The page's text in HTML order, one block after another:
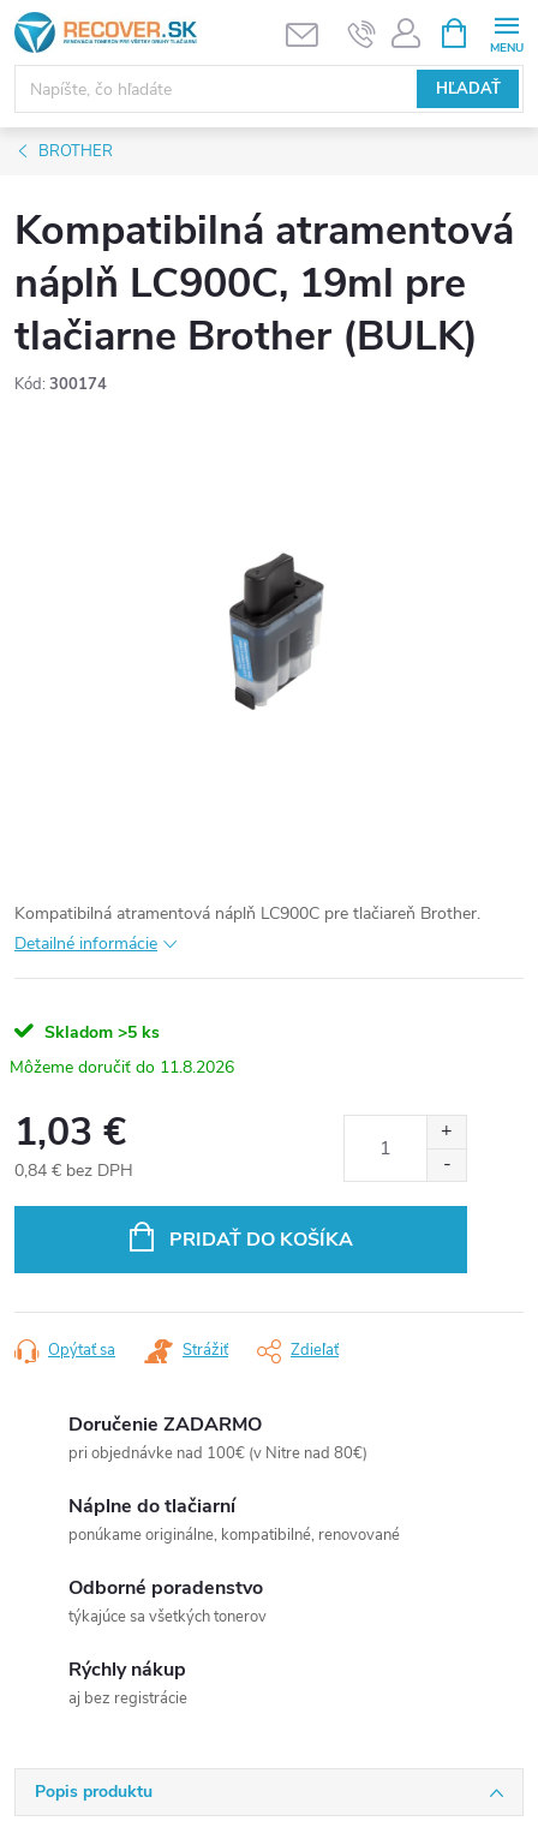
Prejsť
na
obsah
HĽADAŤ
KOŠÍK
BROTHER
Kompatibilná atramentová
náplň LC900C, 19ml pre
tlačiarne Brother (BULK)
Kód: 300174
Kompatibilná atramentová náplň LC900C pre tlačiareň Brother.
Detailné informácie
Skladom >5 ks
11.8.2026
1,03 €
0,84 € bez DPH
PRIDAŤ DO KOŠÍKA
Opýtať sa Strážiť Zdieľať
Doručenie ZADARMO
pri objednávke nad 100€ (v Nitre nad 80€)
Náplne do tlačiarní
ponúkame originálne, kompatibilné, renovované
Odborné poradenstvo
týkajúce sa všetkých tonerov
Rýchly nákup
aj bez registrácie
Popis produktu